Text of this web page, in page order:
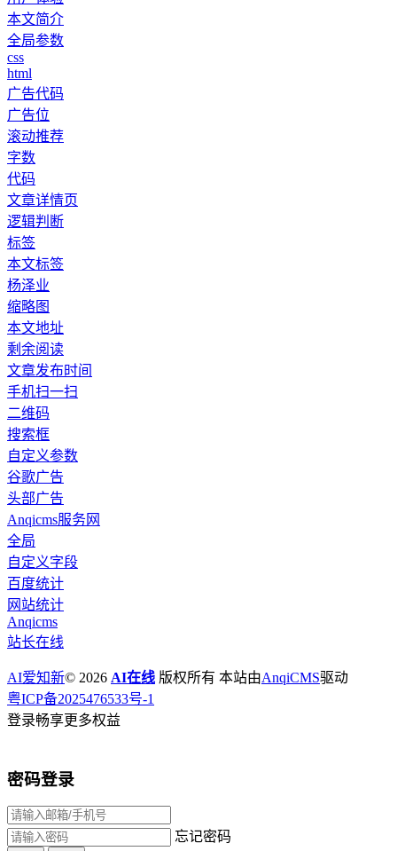
本文简介
全局参数
css
html
广告代码
广告位
滚动推荐
字数
代码
文章详情页
逻辑判断
标签
本文标签
杨泽业
缩略图
本文地址
剩余阅读
文章发布时间
手机扫一扫
二维码
搜索框
自定义参数
谷歌广告
头部广告
Anqicms服务网
全局
自定义字段
百度统计
网站统计
Anqicms
站长在线
AI爱知新© 2026 AI在线 版权所有 本站由AnqiCMS驱动
粤ICP备2025476533号-1
登录畅享更多权益
密码登录
忘记密码